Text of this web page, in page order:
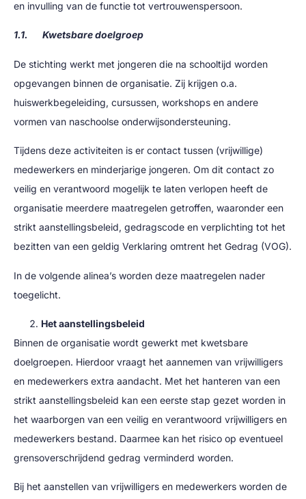
en invulling van de functie tot vertrouwenspersoon.
1.1. Kwetsbare doelgroep
De stichting werkt met jongeren die na schooltijd worden
opgevangen binnen de organisatie. Zij krijgen o.a.
huiswerkbegeleiding, cursussen, workshops en andere
vormen van naschoolse onderwijsondersteuning.
Tijdens deze activiteiten is er contact tussen (vrijwillige)
medewerkers en minderjarige jongeren. Om dit contact zo
veilig en verantwoord mogelijk te laten verlopen heeft de
organisatie meerdere maatregelen getroffen, waaronder een
strikt aanstellingsbeleid, gedragscode en verplichting tot het
bezitten van een geldig Verklaring omtrent het Gedrag (VOG).
In de volgende alinea’s worden deze maatregelen nader
toegelicht.
Het aanstellingsbeleid
Binnen de organisatie wordt gewerkt met kwetsbare
doelgroepen. Hierdoor vraagt het aannemen van vrijwilligers
en medewerkers extra aandacht. Met het hanteren van een
strikt aanstellingsbeleid kan een eerste stap gezet worden in
het waarborgen van een veilig en verantwoord vrijwilligers en
medewerkers bestand. Daarmee kan het risico op eventueel
grensoverschrijdend gedrag verminderd worden.
Bij het aanstellen van vrijwilligers en medewerkers worden de